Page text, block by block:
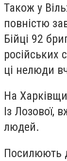
Також у
повністю
Бійці 92
російських
ці нелюди
На
Із Лозової,
людей.
Посилюють